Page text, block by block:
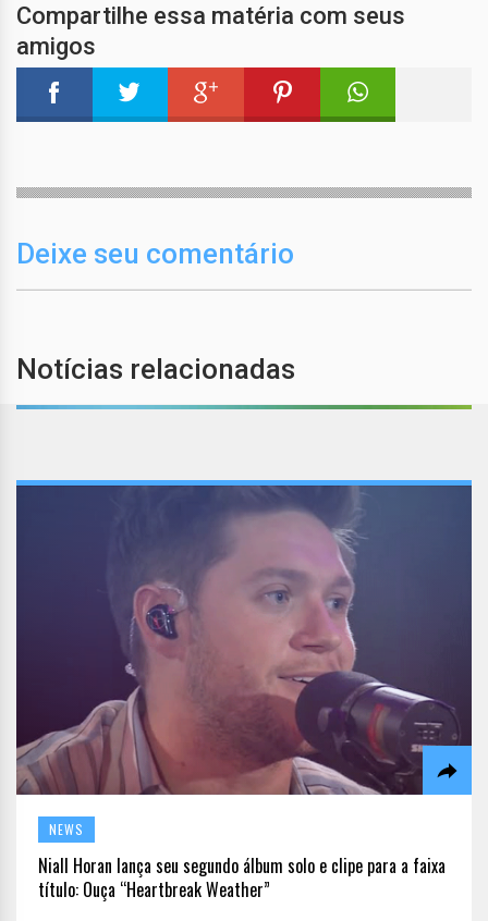
Compartilhe essa matéria com seus
amigos
Deixe seu comentário
Notícias relacionadas
NEWS
Niall Horan lança seu segundo álbum solo e clipe para a faixa
título: Ouça “Heartbreak Weather”